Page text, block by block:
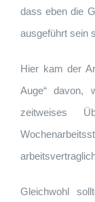
dass eben die
ausgeführt sein
Hier kam der
Auge“ davon,
zeitweises
Gleichwohl